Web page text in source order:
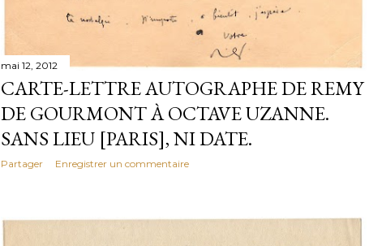
mai 12, 2012
CARTE-LETTRE AUTOGRAPHE DE REMY
DE GOURMONT À OCTAVE UZANNE.
SANS LIEU [PARIS], NI DATE.
Partager Enregistrer un commentaire